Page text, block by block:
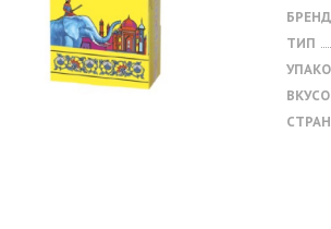
БРЕНД
ТИП